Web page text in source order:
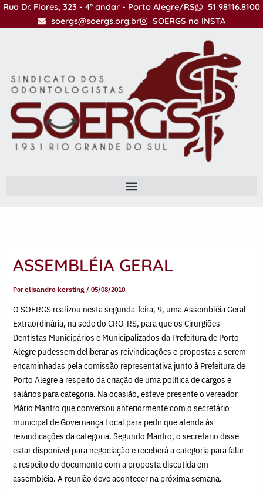
IrRua Dr. Flores, 323 - 4º andar - Porto Alegre/RS
51 98116.8100
soergs@soergs.org.br
SOERGS no INSTA
ASSEMBLÉIA GERAL
Porelisandro kersting /05/08/2010
O SOERGS realizou nesta segunda-feira, 9, uma Assembléia Geral
Extraordinária, na sede do CRO-RS, para que os Cirurgiões
Dentistas Municipários e Municipalizados da Prefeitura de Porto
Alegre pudessem deliberar as reivindicações e propostas a serem
encaminhadas pela comissão representativa junto à Prefeitura de
Porto Alegre a respeito da criação de uma política de cargos e
salários para categoria. Na ocasião, esteve presente o vereador
Mário Manfro que conversou anteriormente com o secretário
municipal de Governança Local para pedir que atenda às
reivindicações da categoria. Segundo Manfro, o secretario disse
estar disponível para negociação e receberá a categoria para falar
a respeito do documento com a proposta discutida em
assembléia. A reunião deve acontecer na próxima semana.